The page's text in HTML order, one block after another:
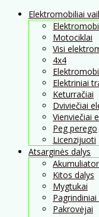
Elektromobiliai
Motociklai
Visi
4x4
Elektriniai
Keturračiai
Dviviečiai
Vienviečiai
Peg perego
Licenzijuoti
Atsarginės dalys
Kitos dalys
Mygtukai
Pakrovėjai